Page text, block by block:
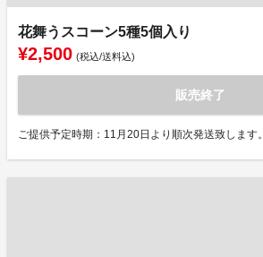
花舞うスコーン5種5個入り
¥2,500 (税込/送料込)
販売終了
ご提供予定時期：11月20日より順次発送致します。